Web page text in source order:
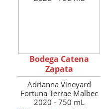
Bodega Catena
Zapata
Adrianna Vineyard
Fortuna Terrae Malbec
2020 - 750 mL